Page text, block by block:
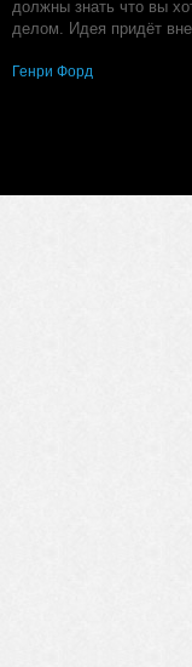
должны знать что вы
делом. Идея придёт
Генри Форд